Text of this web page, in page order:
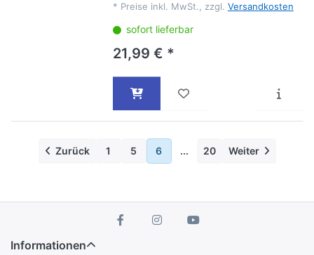
* Preise inkl. MwSt., zzgl. Versandkosten
sofort lieferbar
21,99 € *
Zurück 1 5 6 ... 20 Weiter
Informationen